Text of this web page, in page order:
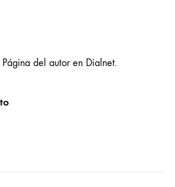
Página del autor en Dialnet.